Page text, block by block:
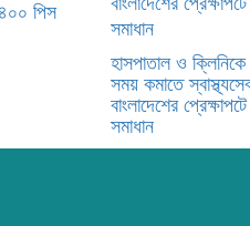
পিস
হাসপাতাল ও
সময় কমাতে
বাংলাদেশের
সমাধান